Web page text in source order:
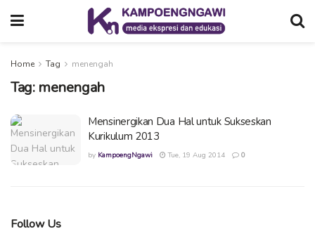
Home Tag menengah
Tag: menengah
Mensinergikan Dua Hal untuk Sukseskan
Kurikulum 2013
by KampoengNgawi Tue, 19 Aug 2014 0
Follow Us